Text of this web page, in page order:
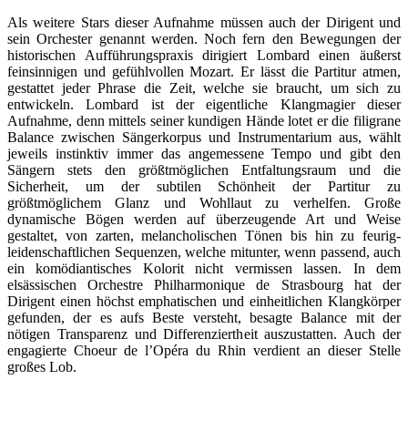
Als weitere Stars dieser Aufnahme müssen auch der Dirigent und
sein Orchester genannt werden. Noch fern den Bewegungen der
historischen Aufführungspraxis dirigiert Lombard einen äußerst
feinsinnigen und gefühlvollen Mozart. Er lässt die Partitur atmen,
gestattet jeder Phrase die Zeit, welche sie braucht, um sich zu
entwickeln. Lombard ist der eigentliche Klangmagier dieser
Aufnahme, denn mittels seiner kundigen Hände lotet er die filigrane
Balance zwischen Sängerkorpus und Instrumentarium aus, wählt
jeweils instinktiv immer das angemessene Tempo und gibt den
Sängern stets den größtmöglichen Entfaltungsraum und die
Sicherheit, um der subtilen Schönheit der Partitur zu
größtmöglichem Glanz und Wohllaut zu verhelfen. Große
dynamische Bögen werden auf überzeugende Art und Weise
gestaltet, von zarten, melancholischen Tönen bis hin zu feurig-
leidenschaftlichen Sequenzen, welche mitunter, wenn passend, auch
ein komödiantisches Kolorit nicht vermissen lassen. In dem
elsässischen Orchestre Philharmonique de Strasbourg hat der
Dirigent einen höchst emphatischen und einheitlichen Klangkörper
gefunden, der es aufs Beste versteht, besagte Balance mit der
nötigen Transparenz und Differenziertheit auszustatten. Auch der
engagierte Choeur de l’Opéra du Rhin verdient an dieser Stelle
großes Lob.